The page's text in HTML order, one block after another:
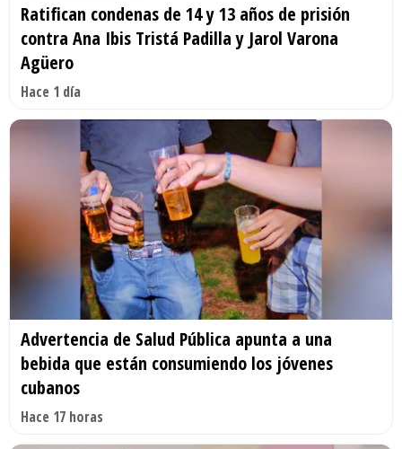
Ratifican condenas de 14 y 13 años de prisión
contra Ana Ibis Tristá Padilla y Jarol Varona
Agüero
Hace 1 día
Advertencia de Salud Pública apunta a una
bebida que están consumiendo los jóvenes
cubanos
Hace 17 horas